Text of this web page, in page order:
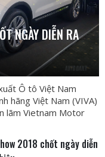
NGÀY DIỄN RA
Ô tô Việt Nam
hãng Việt Nam (VIVA)
lãm Vietnam Motor
2018 chốt ngày diễn